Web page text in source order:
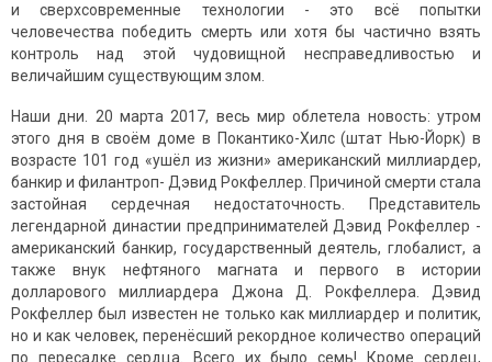
и сверхсовременные технологии - это всё попытки
человечества победить смерть или хотя бы частично взять
контроль над этой чудовищной несправедливостью и
величайшим существующим злом.
Наши дни. 20 марта 2017, весь мир облетела новость: утром
этого дня в своём доме в Покантико-Хилс (штат Нью-Йорк) в
возрасте 101 год «ушёл из жизни» американский миллиардер,
банкир и филантроп- Дэвид Рокфеллер. Причиной смерти стала
застойная сердечная недостаточность. Представитель
легендарной династии предпринимателей Дэвид Рокфеллер -
американский банкир, государственный деятель, глобалист, а
также внук нефтяного магната и первого в истории
долларового миллиардера Джона Д. Рокфеллера. Дэвид
Рокфеллер был известен не только как миллиардер и политик,
но и как человек, перенёсший рекордное количество операций
по пересадке сердца. Всего их было семь! Кроме сердец,